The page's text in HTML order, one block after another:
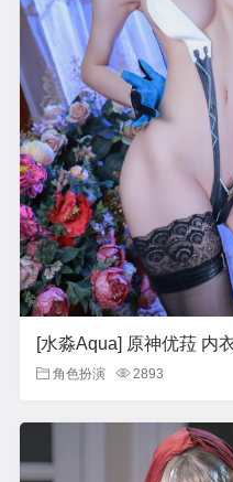
[水淼Aqua] 原神优菈 内
角色扮演 2893